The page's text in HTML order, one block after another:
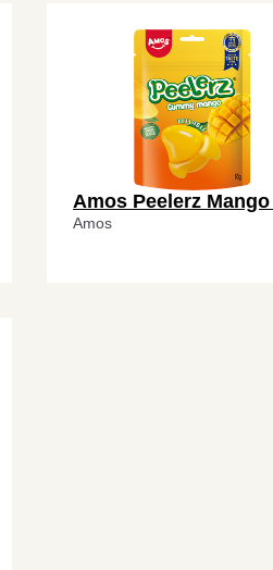
Amos Peelerz
Amos